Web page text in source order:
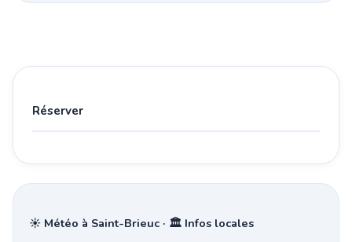
Réserver
☀️ Météo à Saint-Brieuc · 🏛️ Infos locales